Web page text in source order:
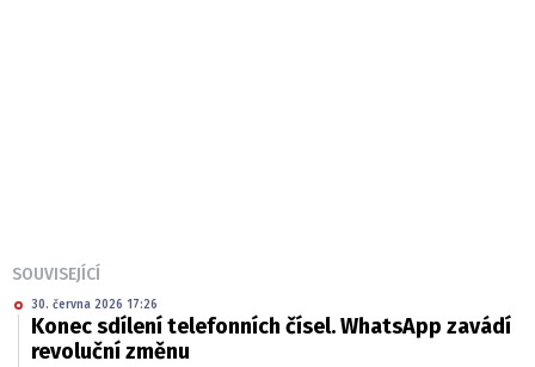
SOUVISEJÍCÍ
30. června 2026 17:26
Konec sdílení telefonních čísel. WhatsApp zavádí
revoluční změnu